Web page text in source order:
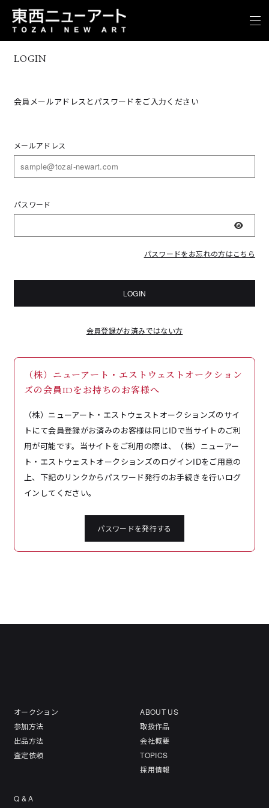
LOGIN
会員メールアドレスとパスワードをご入力ください
メールアドレス
パスワード
表示
パスワードをお忘れの方はこちら
LOGIN
会員登録がお済みではない方
（株）ニューアート・エストウェストオークション
ズの会員IDをお持ちのお客様へ
（株）ニューアート・エストウェストオークションズのサイ
トにて会員登録がお済みのお客様は同じIDで当サイトのご利
用が可能です。当サイトをご利用の際は、（株）ニューアー
ト・エストウェストオークションズのログインIDをご用意の
上、下記のリンクからパスワード発行のお手続きを行いログ
インしてください。
パスワードを発行する
オークション
参加方法
出品方法
査定依頼
ABOUT US
取扱作品
会社概要
TOPICS
採用情報
Q & A